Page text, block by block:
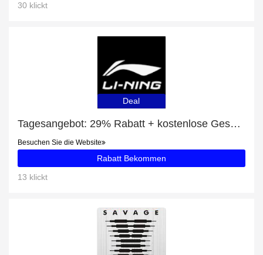
30 klickt
Deal
Tagesangebot: 29% Rabatt + kostenlose Geschenke und Wade All City 11 V2 "Dreamer" Rabatt
Besuchen Sie die Website
Rabatt Bekommen
13 klickt